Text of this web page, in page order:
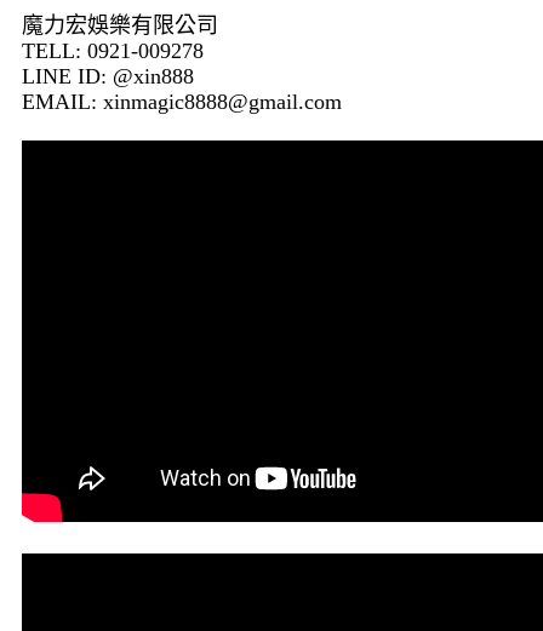
魔力宏娛樂有限公司
TELL: 0921-009278
LINE ID: @xin888
EMAIL: xinmagic8888@gmail.com